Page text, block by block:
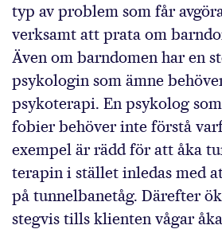
typ av problem som får
verksamt att prata om
Även om barndomen har en
psykologin som ämne
psykoterapi. En psykolog
fobier behöver inte förstå
exempel är rädd för att åka
terapin i stället inledas med
på tunnelbanetåg. Därefter
stegvis tills klienten vågar